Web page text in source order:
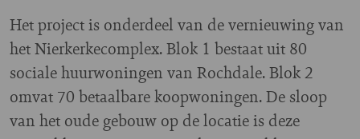
Het project is onderdeel van de vernieuwing van
het Nierkerkecomplex. Blok 1 bestaat uit 80
sociale huurwoningen van Rochdale. Blok 2
omvat 70 betaalbare koopwoningen. De sloop
van het oude gebouw op de locatie is deze